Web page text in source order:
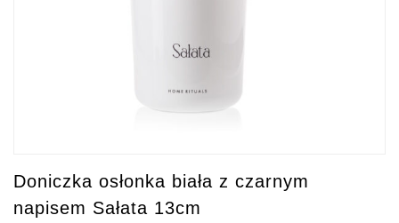
Doniczka osłonka biała z czarnym
napisem Sałata 13cm